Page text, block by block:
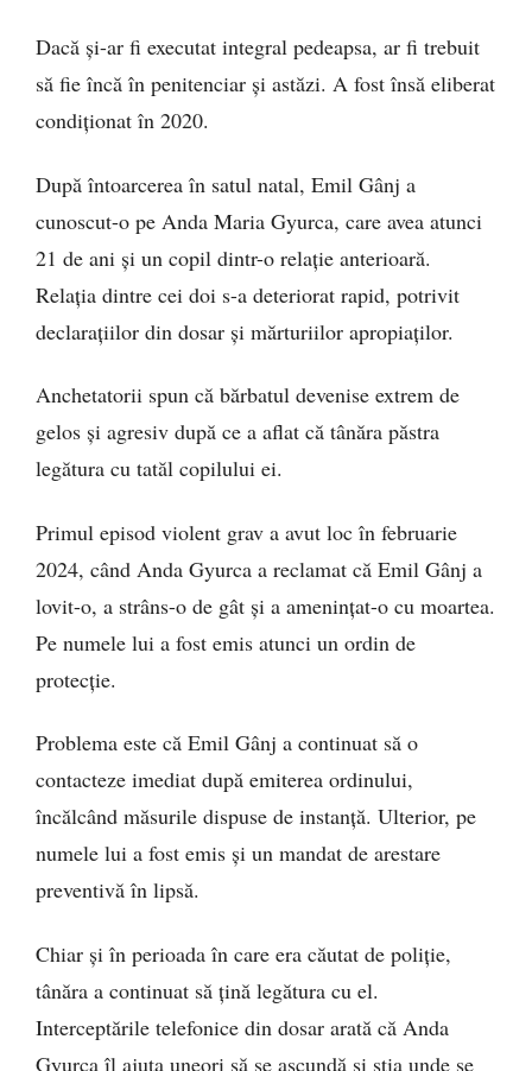
Dacă și-ar fi executat integral pedeapsa, ar fi trebuit
să fie încă în penitenciar și astăzi. A fost însă eliberat
condiționat în 2020.
După întoarcerea în satul natal, Emil Gânj a
cunoscut-o pe Anda Maria Gyurca, care avea atunci
21 de ani și un copil dintr-o relație anterioară.
Relația dintre cei doi s-a deteriorat rapid, potrivit
declarațiilor din dosar și mărturiilor apropiaților.
Anchetatorii spun că bărbatul devenise extrem de
gelos și agresiv după ce a aflat că tânăra păstra
legătura cu tatăl copilului ei.
Primul episod violent grav a avut loc în februarie
2024, când Anda Gyurca a reclamat că Emil Gânj a
lovit-o, a strâns-o de gât și a amenințat-o cu moartea.
Pe numele lui a fost emis atunci un ordin de
protecție.
Problema este că Emil Gânj a continuat să o
contacteze imediat după emiterea ordinului,
încălcând măsurile dispuse de instanță. Ulterior, pe
numele lui a fost emis și un mandat de arestare
preventivă în lipsă.
Chiar și în perioada în care era căutat de poliție,
tânăra a continuat să țină legătura cu el.
Interceptările telefonice din dosar arată că Anda
Gyurca îl ajuta uneori să se ascundă și știa unde se